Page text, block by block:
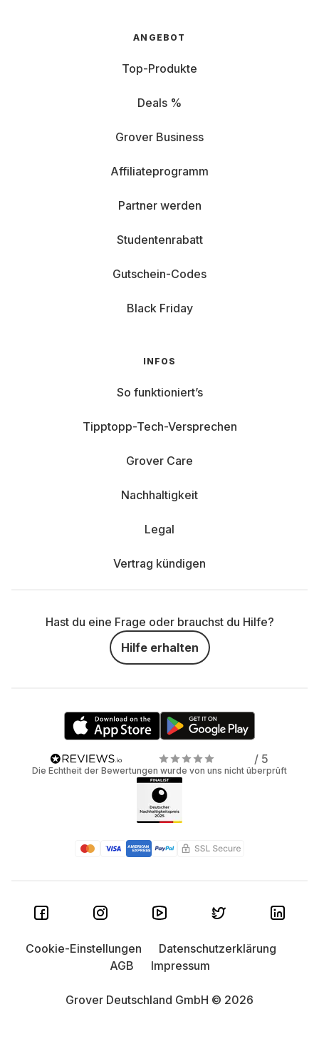
ANGEBOT
Top-Produkte
Deals %
Grover Business
Affiliateprogramm
Partner werden
Studentenrabatt
Gutschein-Codes
Black Friday
INFOS
So funktioniert’s
Tipptopp-Tech-Versprechen
Grover Care
Nachhaltigkeit
Legal
Vertrag kündigen
Hast du eine Frage oder brauchst du Hilfe?
Hilfe erhalten
/ 5
Die Echtheit der Bewertungen wurde von uns nicht überprüft
Grover Deutschland GmbH © 2026
Cookie-Einstellungen
Datenschutzerklärung
AGB
Impressum